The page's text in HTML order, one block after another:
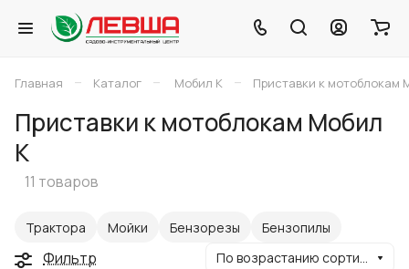
Главная – Каталог – Мобил К – Приставки к мотоблокам
Приставки к мотоблокам Мобил
К
11 товаров
Трактора Мойки Бензорезы Бензопилы
Фильтр По возрастанию сортировки